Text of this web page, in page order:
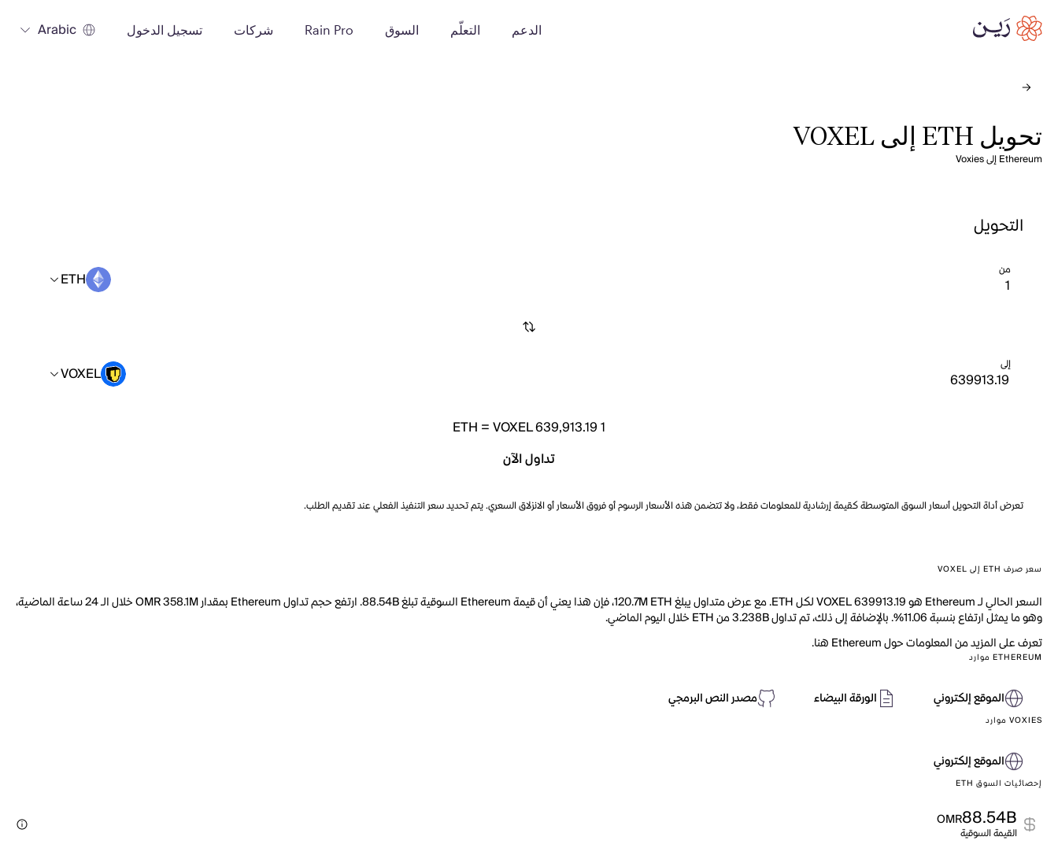
الدعم التعلّم السوق Rain Pro شركات تسجيل الدخول Arabic
تحويل ETH إلى VOXEL
Ethereum إلى Voxies
التحويل
من ETH
إلى VOXEL
1
ETH =VOXEL 639,913.19
تداول الآن
تعرض أداة التحويل أسعار السوق المتوسطة كقيمة إرشادية للمعلومات فقط، ولا تتضمن هذه الأسعار الرسوم أو فروق الأسعار أو الانزلاق السعري. يتم تحديد سعر التنفيذ الفعلي عند تقديم الطلب.
سعر صرف ETH إلى VOXEL
السعر الحالي لـ Ethereum هو VOXEL 639913.19 لكل ETH. مع عرض متداول يبلغ 120.7M ETH، فإن هذا يعني أن قيمة Ethereum السوقية تبلغ 88.54B. ارتفع حجم تداول Ethereum بمقدار OMR 358.1M خلال الـ 24 ساعة الماضية،
وهو ما يمثل ارتفاع بنسبة 11.06%. بالإضافة إلى ذلك، تم تداول 3.238B من ETH خلال اليوم الماضي.
تعرف على المزيد من المعلومات حول Ethereum هنا.
ETHEREUM موارد
الموقع إلكتروني الورقة البيضاء مصدر النص البرمجي
VOXIES موارد
الموقع إلكتروني
إحصائيات السوق ETH
88.54B
OMR
القيمة السوقية